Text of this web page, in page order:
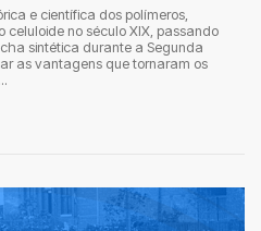
e científica dos polímeros,
celuloide no século XIX, passando
sintética durante a Segunda
as vantagens que tornaram os